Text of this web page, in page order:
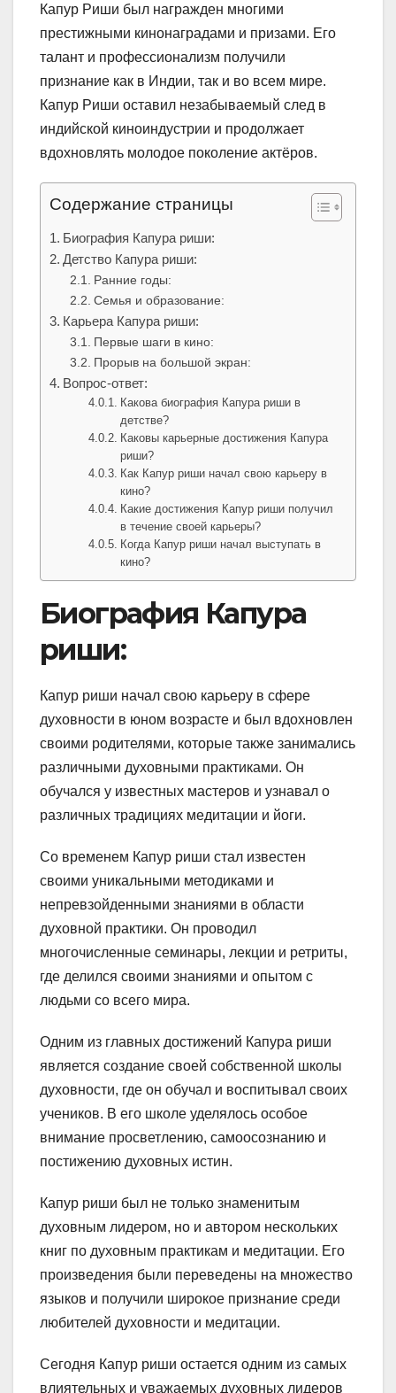
Капур Риши был награжден многими
престижными кинонаградами и призами. Его
талант и профессионализм получили
признание как в Индии, так и во всем мире.
Капур Риши оставил незабываемый след в
индийской киноиндустрии и продолжает
вдохновлять молодое поколение актёров.
Содержание страницы
Биография Капура риши:
Детство Капура риши:
Ранние годы:
Семья и образование:
Карьера Капура риши:
Первые шаги в кино:
Прорыв на большой экран:
Вопрос-ответ:
Какова биография Капура риши в
детстве?
Каковы карьерные достижения Капура
риши?
Как Капур риши начал свою карьеру в
кино?
Какие достижения Капур риши получил
в течение своей карьеры?
Когда Капур риши начал выступать в
кино?
Биография Капура
риши:
Капур риши начал свою карьеру в сфере
духовности в юном возрасте и был вдохновлен
своими родителями, которые также занимались
различными духовными практиками. Он
обучался у известных мастеров и узнавал о
различных традициях медитации и йоги.
Со временем Капур риши стал известен
своими уникальными методиками и
непревзойденными знаниями в области
духовной практики. Он проводил
многочисленные семинары, лекции и ретриты,
где делился своими знаниями и опытом с
людьми со всего мира.
Одним из главных достижений Капура риши
является создание своей собственной школы
духовности, где он обучал и воспитывал своих
учеников. В его школе уделялось особое
внимание просветлению, самоосознанию и
постижению духовных истин.
Капур риши был не только знаменитым
духовным лидером, но и автором нескольких
книг по духовным практикам и медитации. Его
произведения были переведены на множество
языков и получили широкое признание среди
любителей духовности и медитации.
Сегодня Капур риши остается одним из самых
влиятельных и уважаемых духовных лидеров